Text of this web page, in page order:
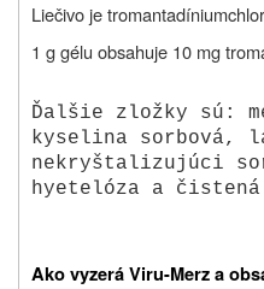
Liečivo je
1 g gélu obsahuje 10 mg
Ďalšie zložky sú:
kyselina sorbová,
nekryštalizujúci
hyetelóza a čistená
Ako vyzerá Viru-Merz a